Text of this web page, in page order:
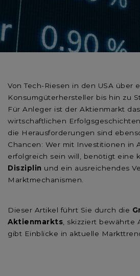
Von Tech-Riesen in den USA über
Konsumgüterhersteller bis hin zu
Für Anleger ist der Aktienmarkt
wirtschaftlichen
die Herausforderungen sind
Chancen: Wer mit Investitionen in
erfolgreich sein will, benötigt eine
Disziplin und ein ausreichendes
Marktmechanismen.
Dieser Artikel führt Sie durch die
Aktienmarkts , skizziert bewährte
gibt Einblicke in aktuelle